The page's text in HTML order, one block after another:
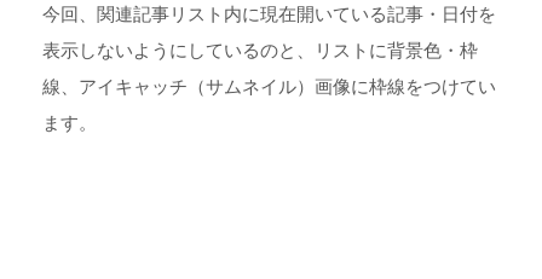
今回、関連記事リスト内に現在開いている記事・日付を
表示しないようにしているのと、リストに背景色・枠
線、アイキャッチ（サムネイル）画像に枠線をつけてい
ます。